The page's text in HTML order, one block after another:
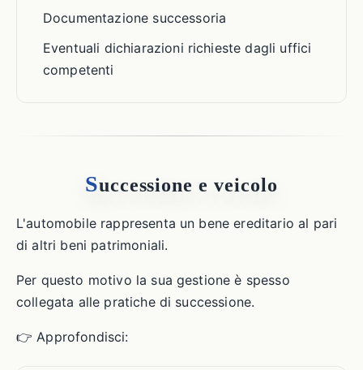
Documentazione successoria
Eventuali dichiarazioni richieste dagli uffici
competenti
Successione e veicolo
L'automobile rappresenta un bene ereditario al pari
di altri beni patrimoniali.
Per questo motivo la sua gestione è spesso
collegata alle pratiche di successione.
👉 Approfondisci: